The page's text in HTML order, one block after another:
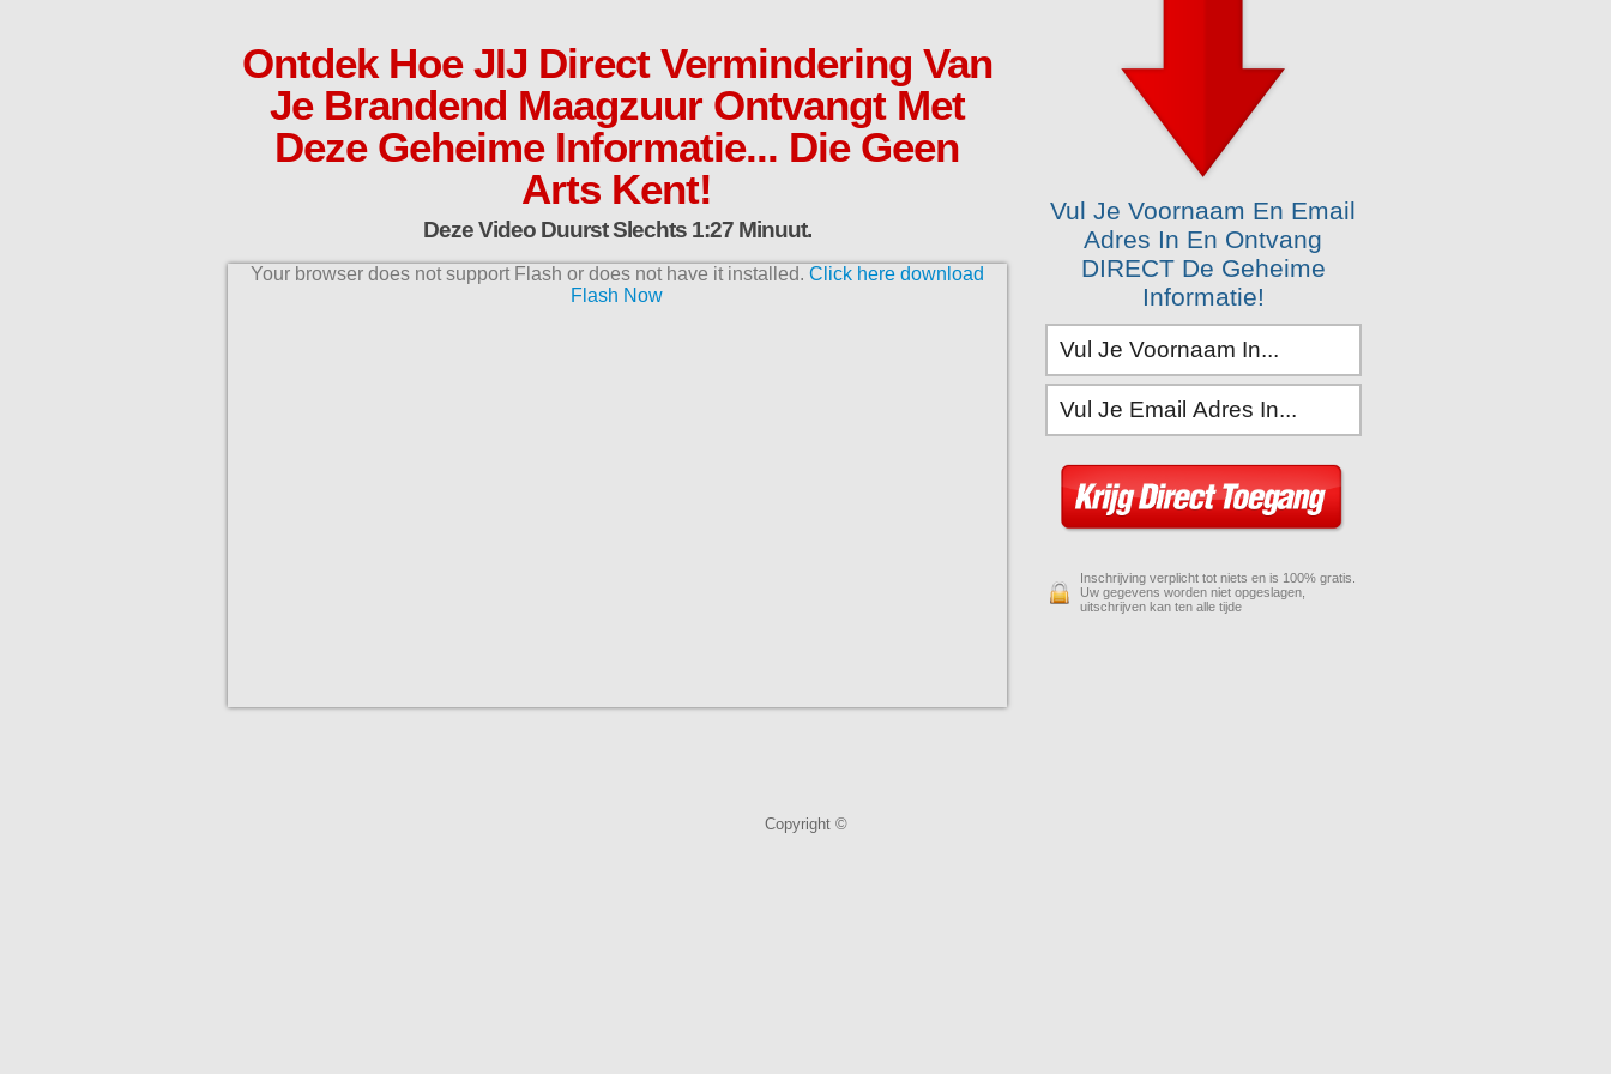
Ontdek Hoe JIJ Direct Vermindering Van
Je Brandend Maagzuur Ontvangt Met
Deze Geheime Informatie... Die Geen
Arts Kent!
Deze Video Duurst Slechts 1:27 Minuut.
Your browser does not support Flash or does not have it installed. Click here download
Flash Now
Vul Je Voornaam En Email
Adres In En Ontvang
DIRECT De Geheime
Informatie!
Inschrijving verplicht tot niets en is 100% gratis.
Uw gegevens worden niet opgeslagen,
uitschrijven kan ten alle tijde
Copyright ©